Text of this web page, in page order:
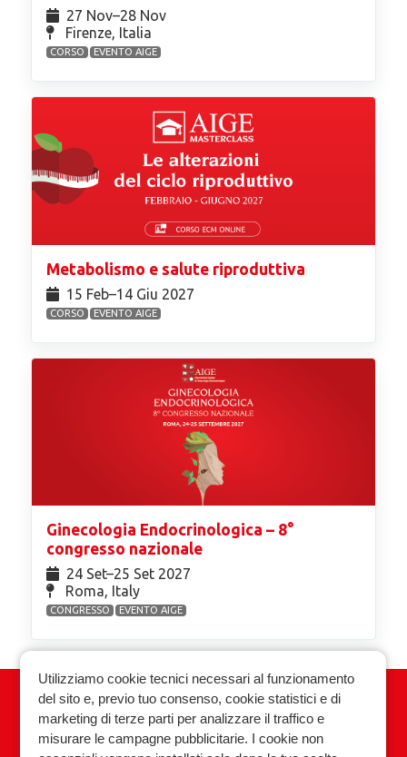
27 Nov⁠–28 Nov
Firenze, Italia
CORSO EVENTO AIGE
Metabolismo e salute riproduttiva
15 Feb⁠–14 Giu 2027
CORSO EVENTO AIGE
Ginecologia Endocrinologica – 8°
congresso nazionale
24 Set⁠–25 Set 2027
Roma, Italy
CONGRESSO EVENTO AIGE
Associazione Italiana Ginecologia
Endocrinologica
Utilizziamo cookie tecnici necessari al funzionamento
del sito e, previo tuo consenso, cookie statistici e di
marketing di terze parti per analizzare il traffico e
misurare le campagne pubblicitarie. I cookie non